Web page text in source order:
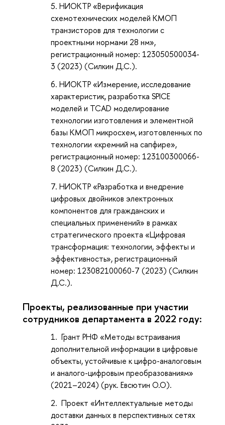
НИОКТР «Верификация
схемотехнических моделей КМОП
транзисторов для технологии с
проектными нормами 28 нм»,
регистрационный номер: 123050500034-
3 (2023) (Силкин Д.С.).
НИОКТР «Измерение, исследование
характеристик, разработка SPICE
моделей и TCAD моделирование
технологии изготовления и элементной
базы КМОП микросхем, изготовленных по
технологии «кремний на сапфире»,
регистрационный номер: 123100300066-
8 (2023) (Силкин Д.С.).
НИОКТР «Разработка и внедрение
цифровых двойников электронных
компонентов для гражданских и
специальных применений» в рамках
стратегического проекта «Цифровая
трансформация: технологии, эффекты и
эффективность», регистрационный
номер: 123082100060-7 (2023) (Силкин
Д.С.).
Проекты, реализованные при участии
сотрудников департамента в 2022 году:
Грант РНФ «Методы встраивания
дополнительной информации в цифровые
объекты, устойчивые к цифро-аналоговым
и аналого-цифровым преобразованиям»
(2021–2024) (рук. Евсютин О.О).
Проект «Интеллектуальные методы
доставки данных в перспективных сетях